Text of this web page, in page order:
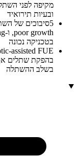
מקיפה לפני
ובעיות תירואיד
5
בטכניקה נכונה
בהפקת שתלים אך
בשלב ההשתלה